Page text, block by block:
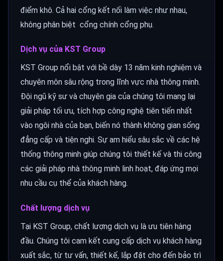
điểm khô. Cả hai cổng kết nối làm việc như nhau,
không phân biệt cổng chính cổng phụ.
Dịch vụ của KST Group
KST Group nổi bật với bề dày 13 năm kinh nghiệm và
chuyên môn sâu rộng trong lĩnh vực nhà thông minh.
Đội ngũ kỹ sư và chuyên gia của chúng tôi mang lại
giải pháp tối ưu, tích hợp công nghệ tiên tiến nhất
vào ngôi nhà của bạn, biến nó thành không gian sống
đẳng cấp và tiện nghi. Sự am hiểu sâu sắc về các hệ
thống thông minh giúp chúng tôi thiết kế và thi công
các giải pháp nhà thông minh linh hoạt, đáp ứng mọi
nhu cầu cụ thể của khách hàng.
Chất lượng dịch vụ
Tại KST Group, chất lượng dịch vụ là ưu tiên hàng
đầu. Chúng tôi cam kết cung cấp dịch vụ khách hàng
xuất sắc, từ tư vấn, thiết kế, lắp đặt cho đến bảo trì